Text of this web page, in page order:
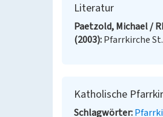
Literatur
Paetzold, Michael /
(2003) Pfarrkirche
Katholische
Schlagwörter